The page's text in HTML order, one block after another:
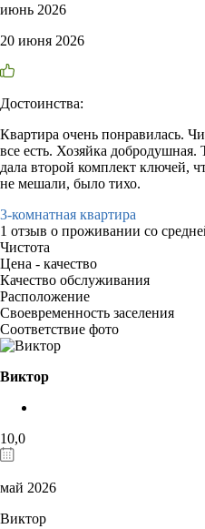
июнь 2026
20 июня 2026
Достоинства:
Квартира очень понравилась.
все есть. Хозяйка
дала второй комплект ключей,
не мешали, было тихо.
3-комнатная квартира
1 отзыв о проживании со
Чистота
Цена - качество
Качество обслуживания
Расположение
Своевременность заселения
Соответствие фото
Виктор
10,0
май 2026
Виктор